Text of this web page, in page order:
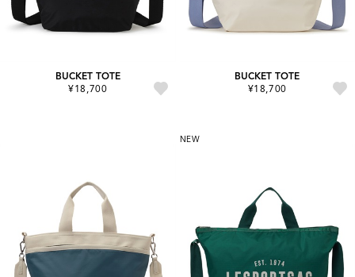
BUCKET TOTE
¥18,700
BUCKET TOTE
¥18,700
NEW